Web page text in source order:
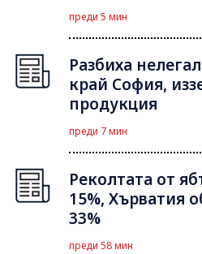
преди 5 мин
Разбиха
край София,
продукция
преди 7 мин
Реколтата от
15%, Хърватия
33%
преди 58 мин